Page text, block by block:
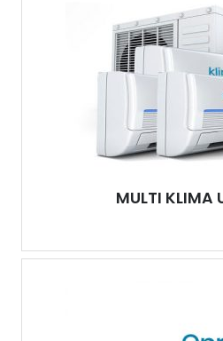
MULTI KLIMA